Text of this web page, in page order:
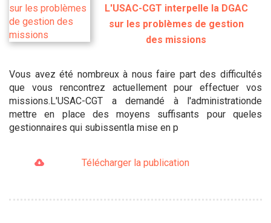
L'USAC-CGT interpelle la DGAC
sur les problèmes de gestion
des missions
Vous avez été nombreux à nous faire part des difficultés
que vous rencontrez actuellement pour effectuer vos
missions.L'USAC-CGT a demandé à l'administrationde
mettre en place des moyens suffisants pour queles
gestionnaires qui subissentla mise en p
Télécharger la publication